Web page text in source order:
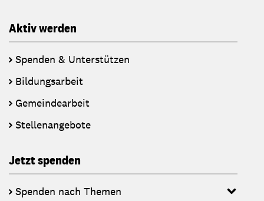
Aktiv werden
Spenden & Unterstützen
Bildungsarbeit
Gemeindearbeit
Stellenangebote
Jetzt spenden
Spenden nach Themen